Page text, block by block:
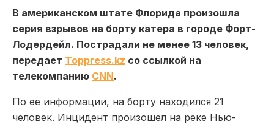
В американском штате Флорида произошла
серия взрывов на борту катера в городе Форт-
Лодердейл. Пострадали не менее 13 человек,
передает Toppress.kz со ссылкой на
телекомпанию CNN.
По ее информации, на борту находился 21
человек. Инцидент произошел на реке Нью-